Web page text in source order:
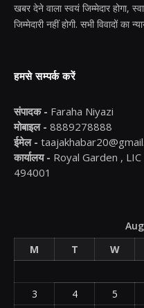
खबर देने वाला स्वयं जिम्मेदार होगा,
जिम्मेदारी नहीं होगी. सभी विवादों का
हमसे सम्पर्क करें
संपादक - Faraha Niyazi
मोबाइल - 8889278888
ईमेल -
कार्यालय - Royal Garden ,
494001
M
T W
3
4 5